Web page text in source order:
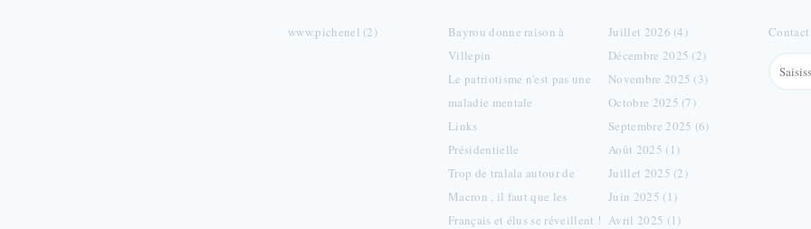
www.pichenel (2)
Bayrou donne raison à
Villepin
Le patriotisme n'est pas une
maladie mentale
Links
Présidentielle
Trop de tralala autour de
Macron , il faut que les
Français et élus se réveillent !
Juillet 2026 (4)
Décembre 2025 (2)
Novembre 2025 (3)
Octobre 2025 (7)
Septembre 2025 (6)
Août 2025 (1)
Juillet 2025 (2)
Juin 2025 (1)
Avril 2025 (1)
Contact